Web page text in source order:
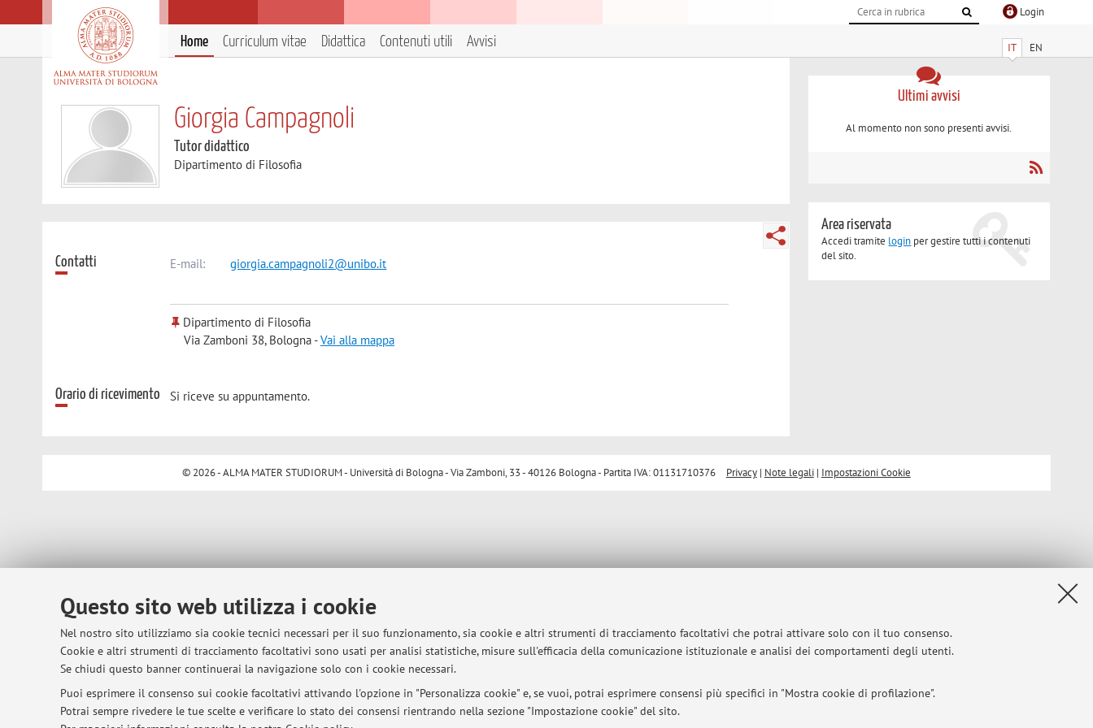
Questo sito web utilizza i cookie
Nel nostro sito utilizziamo sia cookie tecnici necessari per il suo funzionamento, sia cookie e altri strumenti di tracciamento facoltativi che potrai attivare solo con il tuo consenso.
Cookie e altri strumenti di tracciamento facoltativi sono usati per analisi statistiche, misure sull'efficacia della comunicazione istituzionale e analisi dei comportamenti degli utenti.
Se chiudi questo banner continuerai la navigazione solo con i cookie necessari.
Puoi esprimere il consenso sui cookie facoltativi attivando l'opzione in "Personalizza cookie" e, se vuoi, potrai esprimere consensi più specifici in "Mostra cookie di profilazione".
Potrai sempre rivedere le tue scelte e verificare lo stato dei consensi rientrando nella sezione "Impostazione cookie" del sito.
Login
IT EN
Home Curriculum vitae Didattica Contenuti utili Avvisi
Giorgia Campagnoli
Tutor didattico
Dipartimento di Filosofia
Contatti E-mail: giorgia.campagnoli2@unibo.it
Dipartimento di Filosofia
Via Zamboni 38, Bologna -Vai alla mappa
Orario di ricevimento Si riceve su appuntamento.
Ultimi avvisi
Al momento non sono presenti avvisi.
Area riservata
Accedi tramite login per gestire tutti i contenuti
del sito.
© 2026 - ALMA MATER STUDIORUM - Università di Bologna - Via Zamboni, 33 - 40126 Bologna - Partita IVA: 01131710376 Privacy| Note legali| Impostazioni Cookie